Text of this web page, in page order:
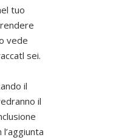
tuo
vede
sei.
il
il